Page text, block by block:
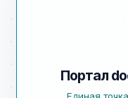
Портал
Единая